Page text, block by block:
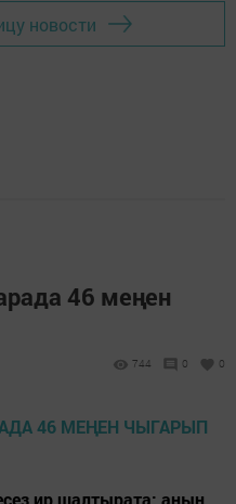
новости
46 меңен
744 0 0